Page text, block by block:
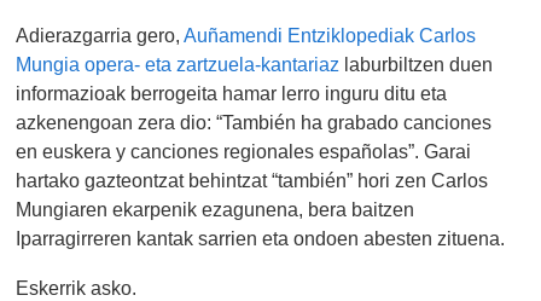
Adierazgarria gero,Auñamendi Entziklopediak Carlos
Mungia opera- eta zartzuela-kantariaz laburbiltzen duen
informazioak berrogeita hamar lerro inguru ditu eta
azkenengoan zera dio: “También ha grabado canciones
en euskera y canciones regionales españolas”. Garai
hartako gazteontzat behintzat “también” hori zen Carlos
Mungiaren ekarpenik ezagunena, bera baitzen
Iparragirreren kantak sarrien eta ondoen abesten zituena.
Eskerrik asko.